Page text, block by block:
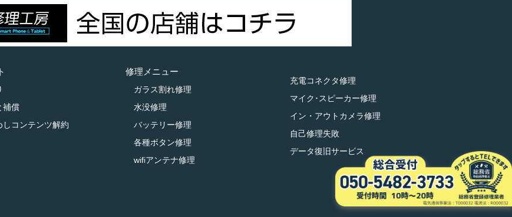
補償
しコンテンツ解約
修理メニュー
ガラス割れ修理
水没修理
バッテリー修理
各種ボタン修理
wifiアンテナ修理
充電コネクタ修理
マイク･スピーカー修理
イン・アウトカメラ修理
自己修理失敗
データ復旧サービス